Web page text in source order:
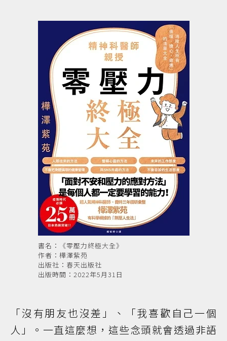
書名：《零壓力終極大全》
作者：樺澤紫苑
出版社：春天出版社
出版時間：2022年5月31日
「沒有朋友也沒差」、「我喜歡自己一個
人」。一直這麼想，這些念頭就會透過非語